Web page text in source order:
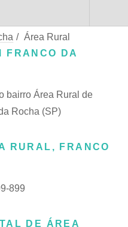
/ Área Rural
FRANCO DA
bairro Área Rural de
Rocha (SP)
RURAL, FRANCO
899
DE ÁREA